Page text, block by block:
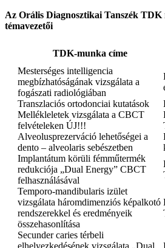
Az Orális Diagnosztikai Tanszék TDK
témavezetői
TDK-munka címe
Mesterséges intelligencia
megbízhatóságának vizsgálata a
fogászati radiológiában
Transzlaciós ortodonciai kutatások
Mellékleletek vizsgálata a CBCT
felvételeken ÚJ!!!
Alveolusprezerváció lehetőségei a
dento – alveolaris sebészetben
Implantátum körüli fémműtermék
redukciója „Dual Energy” CBCT
felhasználásával
Temporo-mandibularis izület
vizsgálata háromdimenziós képalkotó
rendszerekkel és eredményeik
összehasonlítása
Secunder caries térbeli
elhelyezkedésének vizsgálata „Dual